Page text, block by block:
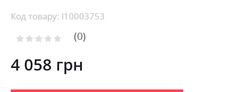
beginning
the
gallery
Код товару: l10003753
Рейтинг: 0
4 058 грн